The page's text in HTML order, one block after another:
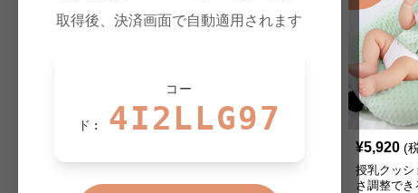
取得後、決済画面で自動適用されます
コー
ド: 4I2LLG97
腰腹サポート授乳クッション
¥5,920 (
授乳クッシ
さ調整でき